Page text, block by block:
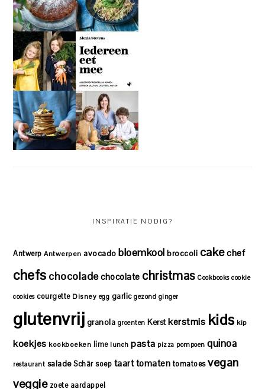
INSPIRATIE NODIG?
Antwerp Antwerpen avocado bloemkool broccoli cakechef
chefs chocoladechocolate christmas Cookbooks cookie
cookies courgette Disney egg garlic gezond ginger
glutenvrij granola groenten Kerst kerstmis kids kip
koekjes kookboeken lime lunch pasta pizza pompoen quinoa
restaurant salade Schär soep taarttomaten tomatoes vegan
veggie zoete aardappel